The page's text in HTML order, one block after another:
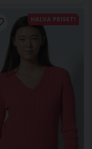
HALVA PRISET!